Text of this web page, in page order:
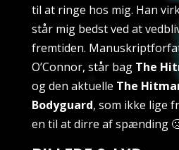
til at ringe hos mig. Han
står mig bedst ved at
fremtiden.
O’Connor, står bag The
og den aktuelle The
Bodyguard, som ikke lige
en til at dirre af spænding